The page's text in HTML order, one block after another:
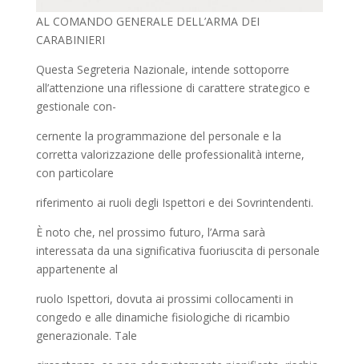
AL COMANDO GENERALE DELL’ARMA DEI
CARABINIERI
Questa Segreteria Nazionale, intende sottoporre
all’attenzione una riflessione di carattere strategico e
gestionale con-
cernente la programmazione del personale e la
corretta valorizzazione delle professionalità interne,
con particolare
riferimento ai ruoli degli Ispettori e dei Sovrintendenti.
È noto che, nel prossimo futuro, l’Arma sarà
interessata da una significativa fuoriuscita di personale
appartenente al
ruolo Ispettori, dovuta ai prossimi collocamenti in
congedo e alle dinamiche fisiologiche di ricambio
generazionale. Tale